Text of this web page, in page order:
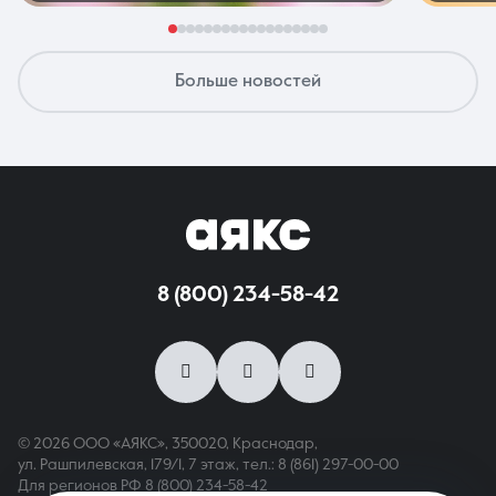
Больше новостей
8 (800) 234-58-42
© 2026 ООО «АЯКС», 350020, Краснодар,
ул. Рашпилевская, 179/1, 7 этаж, тел.: 8 (861) 297-00-00
Для регионов РФ 8 (800) 234-58-42